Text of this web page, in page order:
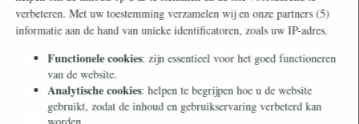
Nieuwsbrief
Eenmalig
Maandelijks
Periodiek
Nalaten
Contact
Ontvang onze
Telegram-berichten